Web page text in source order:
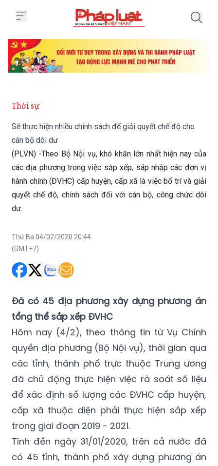
Thời sự
Sẽ thực hiện nhiều chính sách để giải quyết chế độ cho
cán bộ dôi dư
(PLVN) -Theo Bộ Nội vụ, khó khăn lớn nhất hiện nay của
các địa phương trong việc sắp xếp, sáp nhập các đơn vị
hành chính (ĐVHC) cấp huyện, cấp xã là việc bố trí và giải
quyết chế độ, chính sách đối với cán bộ, công chức dôi
dư.
Thứ Ba 04/02/2020 20:44
(GMT+7)
Đã có 45 địa phương xây dựng phương án
tổng thể sắp xếp ĐVHC
Hôm nay (4/2), theo thông tin từ Vụ Chính
quyền địa phương (Bộ Nội vụ), thời gian qua
các tỉnh, thành phố trực thuộc Trung ương
đã chủ động thực hiện việc rà soát số liệu
để xác định số lượng các ĐVHC cấp huyện,
cấp xã thuộc diện phải thực hiện sắp xếp
trong giai đoạn 2019 - 2021.
Tính đến ngày 31/01/2020, trên cả nước đã
có 45 tỉnh, thành phố xây dựng phương án